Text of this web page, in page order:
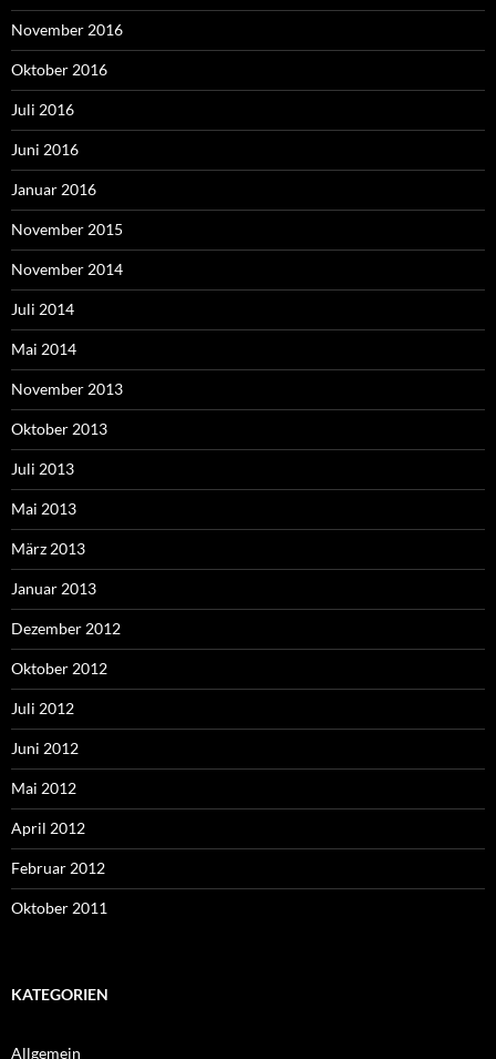
November 2016
Oktober 2016
Juli 2016
Juni 2016
Januar 2016
November 2015
November 2014
Juli 2014
Mai 2014
November 2013
Oktober 2013
Juli 2013
Mai 2013
März 2013
Januar 2013
Dezember 2012
Oktober 2012
Juli 2012
Juni 2012
Mai 2012
April 2012
Februar 2012
Oktober 2011
KATEGORIEN
Allgemein